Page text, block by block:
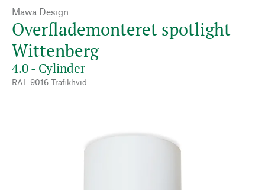
Mawa Design
Overflademonteret spotlight
Wittenberg
4.0 - Cylinder
RAL 9016 Trafikhvid